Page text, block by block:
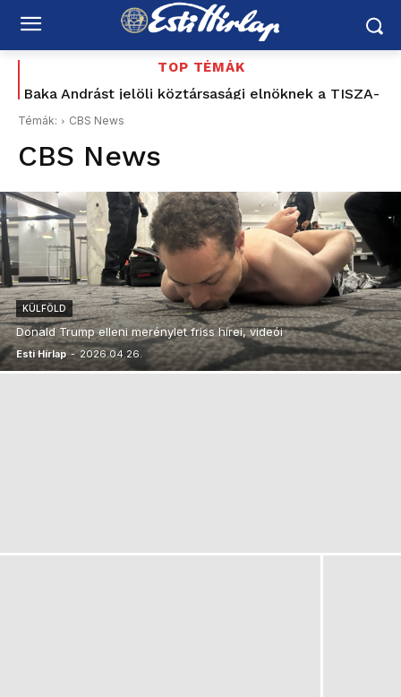
TOP TÉMÁK
Baka Andrást jelöli köztársasági elnöknek a TISZA-
Az utolsó délután: 177 éve tűnt el Petőfi Sándor –
és azóta sem tudjuk pontosan, hogyan halt meg
Témák: CBS News
CBS News
KÜLFÖLD
Donald Trump elleni merénylet friss hírei, videói
Esti Hírlap - 2026.04.26.